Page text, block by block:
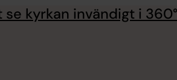
kyrkan invändigt i 360°